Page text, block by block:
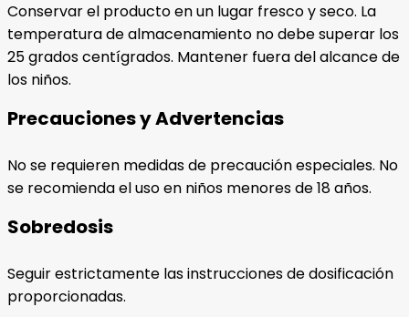
Conservar el producto en un lugar fresco y seco. La
temperatura de almacenamiento no debe superar los
25 grados centígrados. Mantener fuera del alcance de
los niños.
Precauciones y Advertencias
No se requieren medidas de precaución especiales. No
se recomienda el uso en niños menores de 18 años.
Sobredosis
Seguir estrictamente las instrucciones de dosificación
proporcionadas.